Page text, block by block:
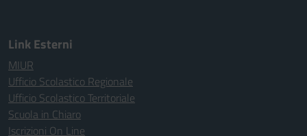
Link Esterni
MIUR
Ufficio Scolastico Regionale
Ufficio Scolastico Territoriale
Scuola in Chiaro
Iscrizioni On Line